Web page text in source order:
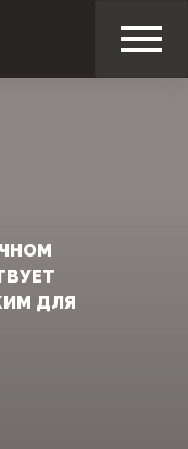
ДЛЯ